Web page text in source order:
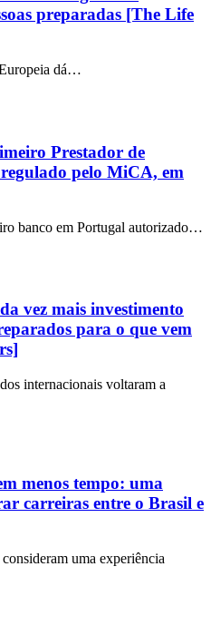
preparadas [The Life
dá…
Prestador de
pelo MiCA, em
banco em Portugal autorizado…
vez mais investimento
para o que vem
internacionais voltaram a
menos tempo: uma
carreiras entre o Brasil e
uma experiência